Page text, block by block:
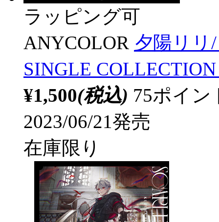
ラッピング可
ANYCOLOR 夕陽リリ
SINGLE
¥1,500(税込) 75ポイ
2023/06/21発売
在庫限り